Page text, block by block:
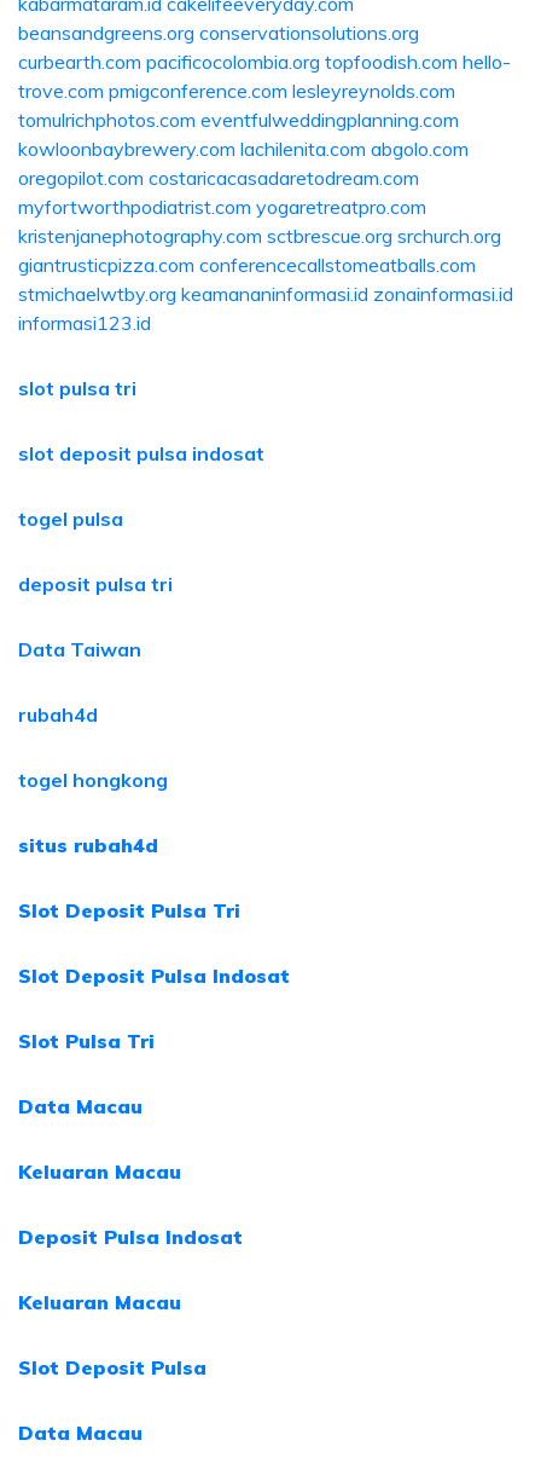
beansandgreens.org conservationsolutions.org
curbearth.com pacificocolombia.org topfoodish.com hello-
trove.com pmigconference.com lesleyreynolds.com
tomulrichphotos.com eventfulweddingplanning.com
kowloonbaybrewery.com lachilenita.com abgolo.com
oregopilot.com costaricacasadaretodream.com
myfortworthpodiatrist.com yogaretreatpro.com
kristenjanephotography.com sctbrescue.org srchurch.org
giantrusticpizza.com conferencecallstomeatballs.com
stmichaelwtby.org keamananinformasi.id zonainformasi.id
informasi123.id
slot pulsa tri
slot deposit pulsa indosat
togel pulsa
deposit pulsa tri
Data Taiwan
rubah4d
togel hongkong
situs rubah4d
Slot Deposit Pulsa Tri
Slot Deposit Pulsa Indosat
Slot Pulsa Tri
Data Macau
Keluaran Macau
Deposit Pulsa Indosat
Keluaran Macau
Slot Deposit Pulsa
Data Macau